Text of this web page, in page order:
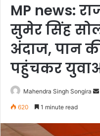
MP news:
सुमेर सिंह
अंदाज, पान
पहुंचकर
Mahendra Singh Songira
620 1 minute read